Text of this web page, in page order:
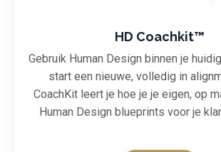
HD Coachkit™
Gebruik Human Design binnen je
start een nieuwe, volledig in
CoachKit leert je hoe je je eigen, op
Human Design blueprints voor je